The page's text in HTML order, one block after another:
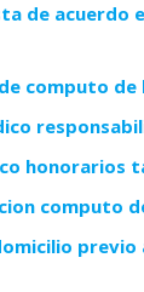
de acuerdo
computo
honorarios
computo
previo